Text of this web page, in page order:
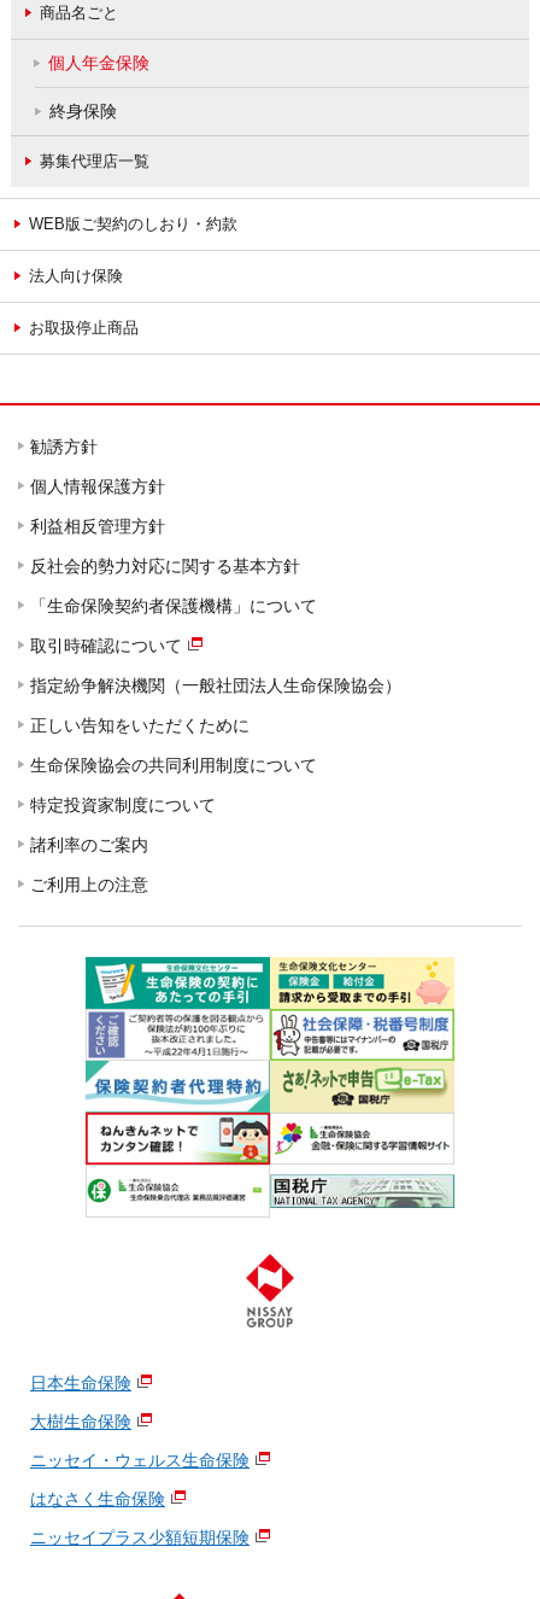
商品名ごと
個人年金保険
終身保険
募集代理店一覧
WEB版ご契約のしおり・約款
法人向け保険
お取扱停止商品
勧誘方針
個人情報保護方針
利益相反管理方針
反社会的勢力対応に関する基本方針
「生命保険契約者保護機構」について
取引時確認について
指定紛争解決機関（一般社団法人生命保険協会）
正しい告知をいただくために
生命保険協会の共同利用制度について
特定投資家制度について
諸利率のご案内
ご利用上の注意
日本生命保険
大樹生命保険
ニッセイ・ウェルス生命保険
はなさく生命保険
ニッセイプラス少額短期保険